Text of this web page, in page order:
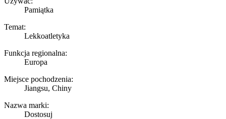
Pamiątka
Temat:
Lekkoatletyka
Funkcja regionalna:
Europa
Miejsce pochodzenia:
Jiangsu, Chiny
Nazwa marki:
Dostosuj